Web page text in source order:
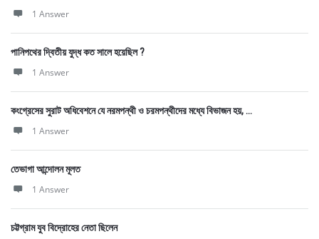
1 Answer
পানিপথের দ্বিতীয় যুদ্ধ কত সালে হয়েছিল ?
1 Answer
কংগ্রেসের সুরাট অধিবেশনে যে নরমপন্থী ও চরমপন্থীদের মধ্যে বিভাজন হয়, ...
1 Answer
তেভাগা আন্দোলন মূলত
1 Answer
চট্টগ্রাম যুব বিদ্রোহের নেতা ছিলেন